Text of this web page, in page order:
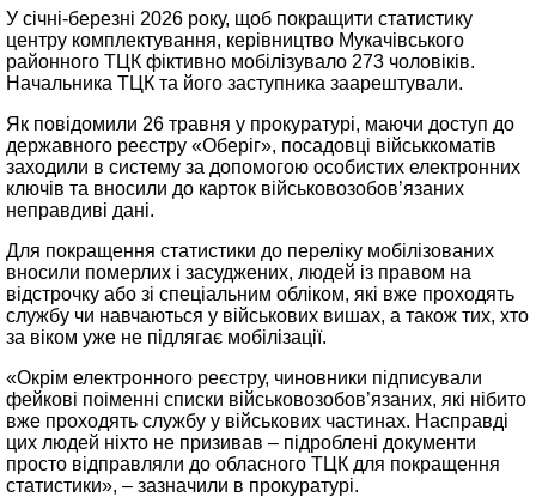
У січні-березні 2026 року, щоб покращити статистику
центру комплектування, керівництво Мукачівського
районного ТЦК фіктивно мобілізувало 273 чоловіків.
Начальника ТЦК та його заступника заарештували.
Як повідомили 26 травня у прокуратурі, маючи доступ до
державного реєстру «Оберіг», посадовці військкоматів
заходили в систему за допомогою особистих електронних
ключів та вносили до карток військовозобов’язаних
неправдиві дані.
Для покращення статистики до переліку мобілізованих
вносили померлих і засуджених, людей із правом на
відстрочку або зі спеціальним обліком, які вже проходять
службу чи навчаються у військових вишах, а також тих, хто
за віком уже не підлягає мобілізації.
«Окрім електронного реєстру, чиновники підписували
фейкові поіменні списки військовозобов’язаних, які нібито
вже проходять службу у військових частинах. Насправді
цих людей ніхто не призивав – підроблені документи
просто відправляли до обласного ТЦК для покращення
статистики», – зазначили в прокуратурі.